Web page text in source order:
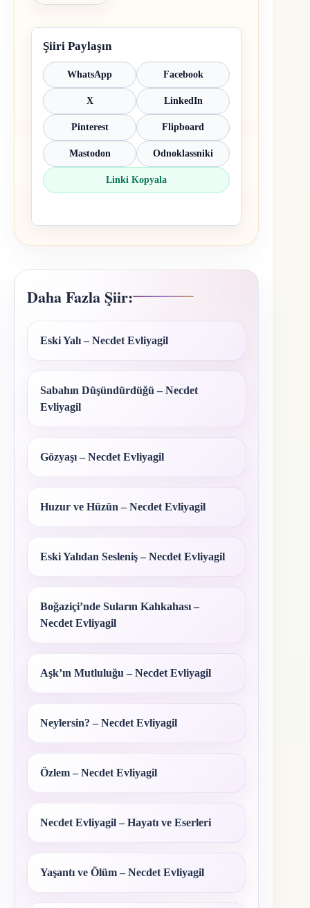
Şiiri Paylaşın
WhatsApp Facebook
X LinkedIn
Pinterest Flipboard
Mastodon Odnoklassniki
Linki Kopyala
Daha Fazla Şiir:
Eski Yalı – Necdet Evliyagil
Sabahın Düşündürdüğü – Necdet
Evliyagil
Gözyaşı – Necdet Evliyagil
Huzur ve Hüzün – Necdet Evliyagil
Eski Yalıdan Sesleniş – Necdet Evliyagil
Boğaziçi’nde Suların Kahkahası –
Necdet Evliyagil
Aşk’ın Mutluluğu – Necdet Evliyagil
Neylersin? – Necdet Evliyagil
Özlem – Necdet Evliyagil
Necdet Evliyagil – Hayatı ve Eserleri
Yaşantı ve Ölüm – Necdet Evliyagil